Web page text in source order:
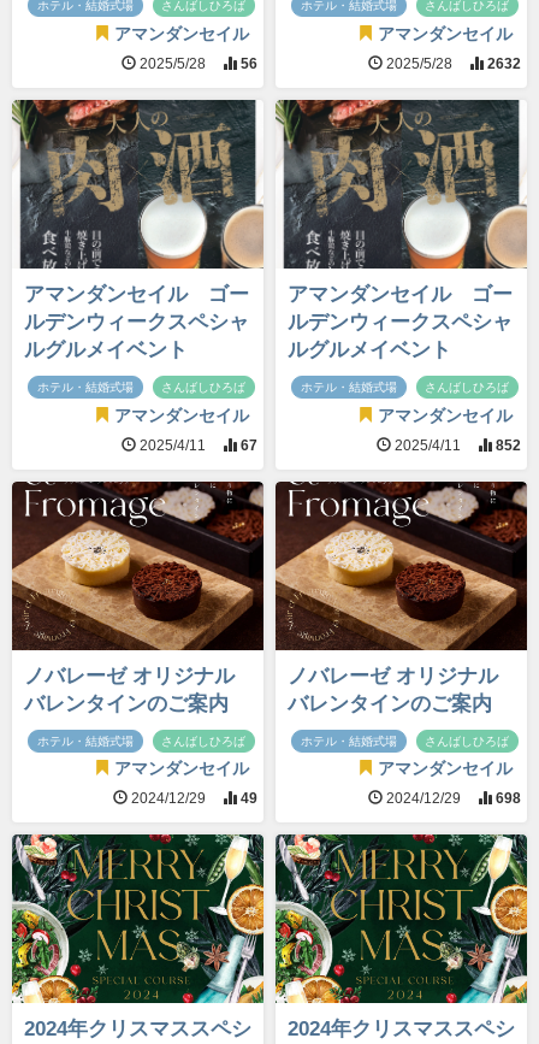
ホテル・結婚式場 さんばしひろば
アマンダンセイル
2025/5/28 56
ホテル・結婚式場 さんばしひろば
アマンダンセイル
2025/5/28 2632
アマンダンセイル ゴー
ルデンウィークスペシャ
ルグルメイベント
ホテル・結婚式場 さんばしひろば
アマンダンセイル
2025/4/11 67
アマンダンセイル ゴー
ルデンウィークスペシャ
ルグルメイベント
ホテル・結婚式場 さんばしひろば
アマンダンセイル
2025/4/11 852
ノバレーゼ オリジナル
バレンタインのご案内
ホテル・結婚式場 さんばしひろば
アマンダンセイル
2024/12/29 49
ノバレーゼ オリジナル
バレンタインのご案内
ホテル・結婚式場 さんばしひろば
アマンダンセイル
2024/12/29 698
2024年クリスマススペシ
2024年クリスマススペシ